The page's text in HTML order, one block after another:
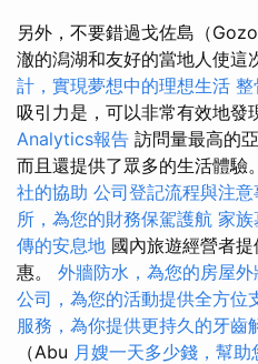
另外，不要錯過戈佐島（
澈的潟湖和友好的當地人使這
計，實現夢想中的理想生活 整
吸引力是，可以非常有效地發
Analytics報告 訪問量最高的
而且還提供了眾多的生活體驗
社的協助 公司登記流程與注意
所，為您的財務保駕護航 家族
傳的安息地 國內旅遊經營者
惠。 外牆防水，為您的房屋
公司，為您的活動提供全方位
服務，為你提供更持久的牙齒
（Abu 月嫂一天多少錢，幫